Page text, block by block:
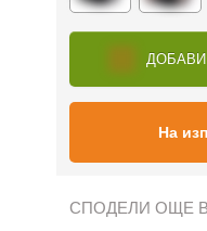
На
СПОДЕЛИ ОЩЕ В